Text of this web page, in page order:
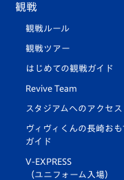
観戦
観戦ルール
観戦ツアー
はじめての観戦ガイド
Revive Team
スタジアムへのアクセス
ヴィヴィくんの長崎おも
ガイド
V-EXPRESS
（ユニフォーム入場）